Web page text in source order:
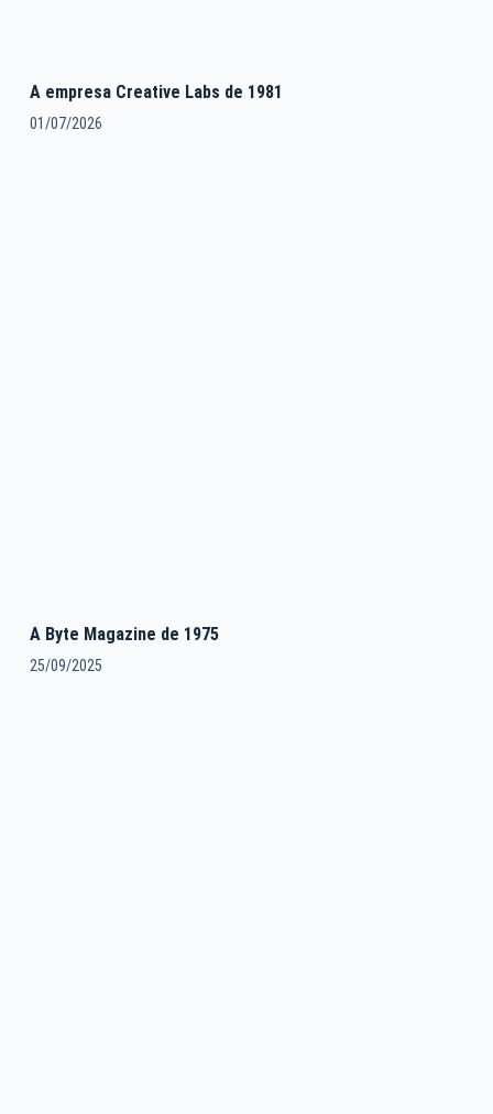
A empresa Creative Labs de 1981
01/07/2026
A Byte Magazine de 1975
25/09/2025